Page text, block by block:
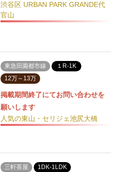
渋谷区 URBAN PARK GRANDE代
官山
東急田園都市線
１R-1K
12万～13万
掲載期間終了にてお問い合わせを
願いします
人気の東山・セリジェ池尻大橋
三軒茶屋
1DK-1LDK